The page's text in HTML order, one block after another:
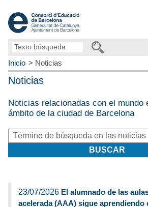
Texto
Inicio
Noticias
Noticias
Noticias relacionadas con el mundo
ámbito de la ciudad de Barcelona
Término
de
búsqueda
noticias
BUSCAR
23/07/2026 El alumnado de las
acelerada (AAA) sigue aprendiendo